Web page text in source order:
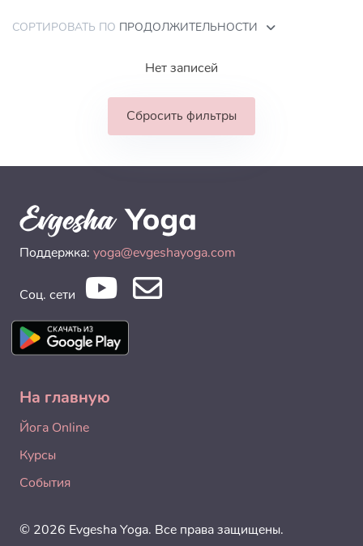
СОРТИРОВАТЬ ПО ПРОДОЛЖИТЕЛЬНОСТИ
Нет записей
Сбросить фильтры
Поддержка: yoga@evgeshayoga.com
Соц. сети
На главную
Йога Online
Курсы
События
© 2026 Evgesha Yoga. Все права защищены.